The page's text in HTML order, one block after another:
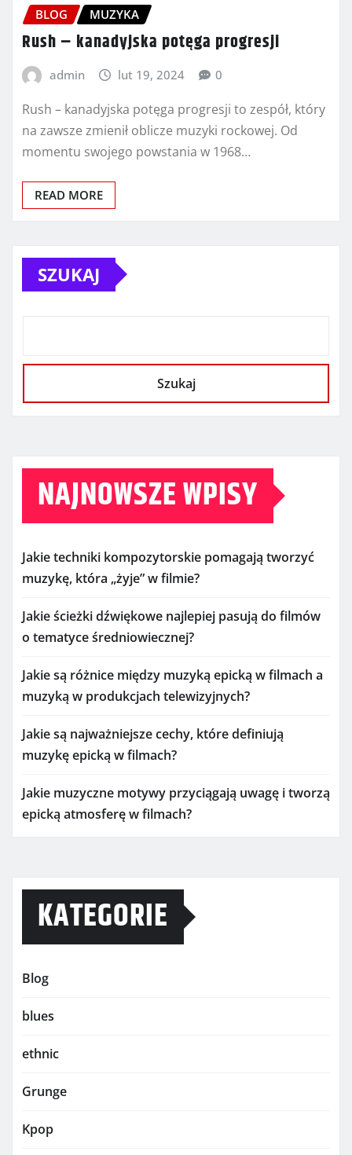
BLOG MUZYKA
Rush – kanadyjska potęga progresji
admin lut 19, 2024 0
Rush – kanadyjska potęga progresji to zespół, który
na zawsze zmienił oblicze muzyki rockowej. Od
momentu swojego powstania w 1968…
READ MORE
SZUKAJ
Szukaj
NAJNOWSZE WPISY
Jakie techniki kompozytorskie pomagają tworzyć
muzykę, która „żyje” w filmie?
Jakie ścieżki dźwiękowe najlepiej pasują do filmów
o tematyce średniowiecznej?
Jakie są różnice między muzyką epicką w filmach a
muzyką w produkcjach telewizyjnych?
Jakie są najważniejsze cechy, które definiują
muzykę epicką w filmach?
Jakie muzyczne motywy przyciągają uwagę i tworzą
epicką atmosferę w filmach?
KATEGORIE
Blog
blues
ethnic
Grunge
Kpop